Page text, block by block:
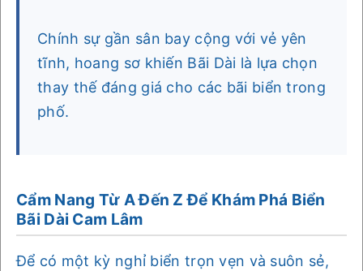
Chính sự gần sân bay cộng với vẻ yên
tĩnh, hoang sơ khiến Bãi Dài là lựa chọn
thay thế đáng giá cho các bãi biển trong
phố.
Cẩm Nang Từ A Đến Z Để Khám Phá Biển
Bãi Dài Cam Lâm
Để có một kỳ nghỉ biển trọn vẹn và suôn sẻ,